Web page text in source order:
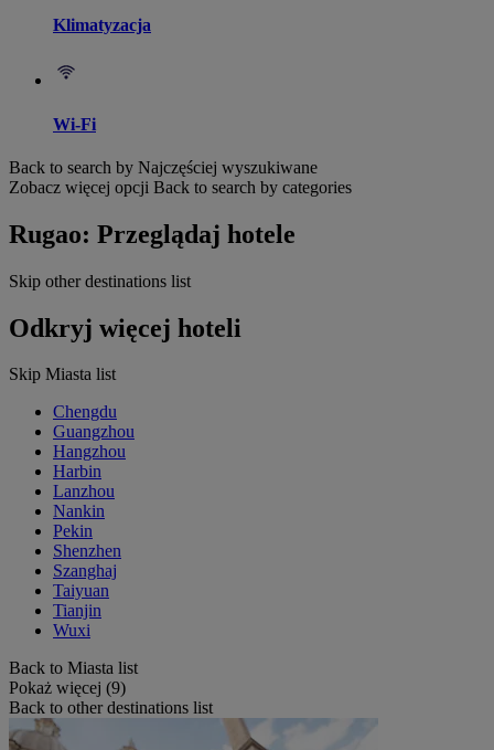
Klimatyzacja
Wi-Fi
Back to search by Najczęściej wyszukiwane
Zobacz więcej opcji Back to search by categories
Rugao: Przeglądaj hotele
Skip other destinations list
Odkryj więcej hoteli
Skip Miasta list
Chengdu
Guangzhou
Hangzhou
Harbin
Lanzhou
Nankin
Pekin
Shenzhen
Szanghaj
Taiyuan
Tianjin
Wuxi
Back to Miasta list
Pokaż więcej (9)
Back to other destinations list